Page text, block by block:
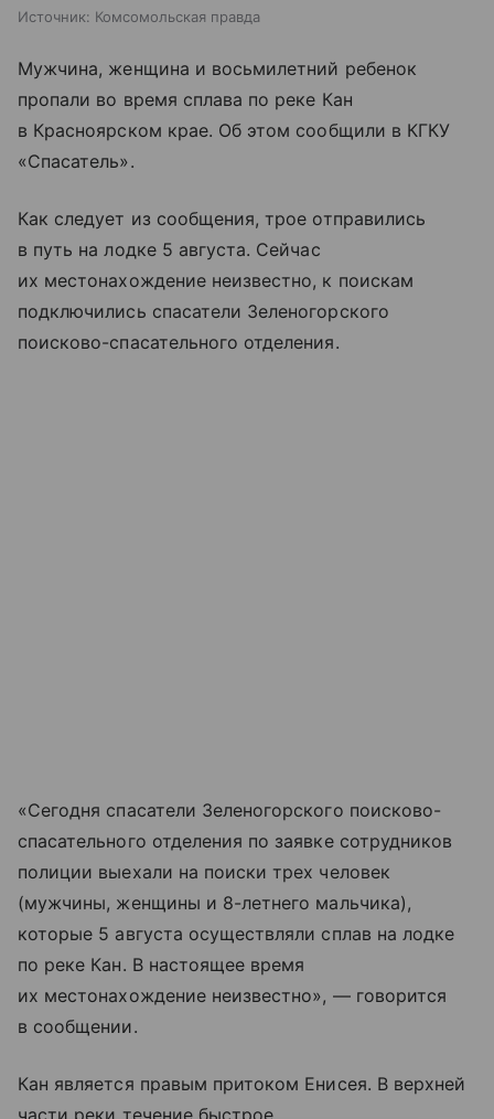
Источник: Комсомольская правда
Мужчина, женщина и восьмилетний ребенок
пропали во время сплава по реке Кан
в Красноярском крае. Об этом сообщили в КГКУ
«Спасатель».
Как следует из сообщения, трое отправились
в путь на лодке 5 августа. Сейчас
их местонахождение неизвестно, к поискам
подключились спасатели Зеленогорского
поисково-спасательного отделения.
«Сегодня спасатели Зеленогорского поисково-
спасательного отделения по заявке сотрудников
полиции выехали на поиски трех человек
(мужчины, женщины и 8-летнего мальчика),
которые 5 августа осуществляли сплав на лодке
по реке Кан. В настоящее время
их местонахождение неизвестно», — говорится
в сообщении.
Кан является правым притоком Енисея. В верхней